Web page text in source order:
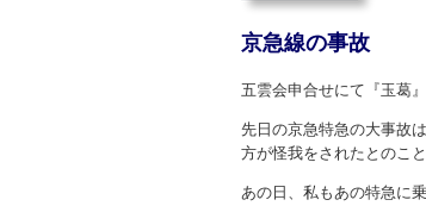
京急線の事故
五雲会申合せにて『玉葛
先日の京急特急の大事故
方が怪我をされたとのこ
あの日、私もあの特急に